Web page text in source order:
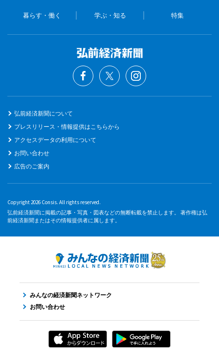
暮らす・働く 学ぶ・知る 特集
弘前経済新聞について
プレスリリース・情報提供はこちらから
アクセスデータの利用について
お問い合わせ
広告のご案内
Copyright 2026 Consis. All rights reserved.
弘前経済新聞に掲載の記事・写真・図表などの無断転載を禁止します。 著作権は弘
前経済新聞またはその情報提供者に属します。
みんなの経済新聞ネットワーク
お問い合わせ